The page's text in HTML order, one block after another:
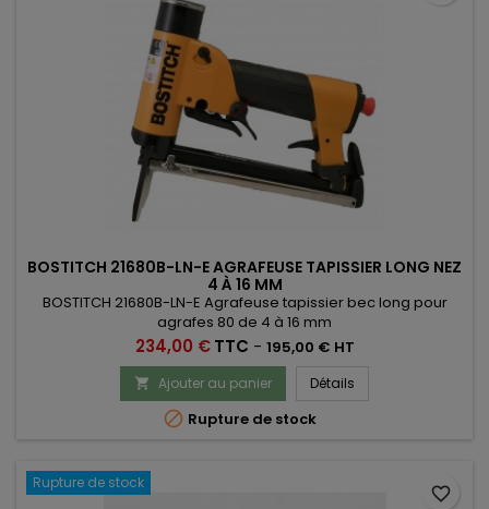
BOSTITCH 21680B-LN-E AGRAFEUSE TAPISSIER LONG NEZ
4 À 16 MM
BOSTITCH 21680B-LN-E Agrafeuse tapissier bec long pour
agrafes 80 de 4 à 16 mm
Prix
234,00 € TTC - 195,00 € HT
 Ajouter au panier Détails
 Rupture de stock
Rupture de stock
favorite_border